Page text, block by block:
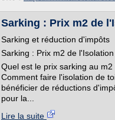
Sarking : Prix m2 de
Sarking et réduction d'impôts
Sarking : Prix m2 de
Quel est le prix sarking au
Comment faire l'isolation de
bénéficier de réductions
pour la...
Lire la suite